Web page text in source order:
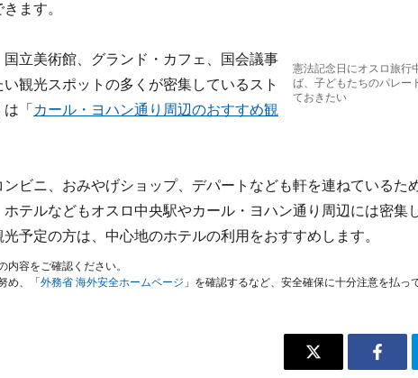
憲法記念日にオスロ旅行
ば、子どもたちのパレー
ておきたい
ます。
立美術館、グランド・カフェ、国会議事
観光スポットの多くが密集しているスト
「 カール・ヨハン通り周辺のおすすめ観
ビニ、おみやげショップ、デパートなども軒を連ねているた
テルなどもオスロ中央駅やカール・ヨハン通り周辺には密集
予定の方は、中心地のホテルの利用をおすすめします。
容をご確認ください。
め、「 外務省 海外安全ホームページ 」を確認するなど、安全確保に十分注意を払っ